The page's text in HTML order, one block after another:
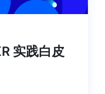
实践白皮